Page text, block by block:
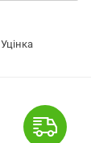
Уцінка